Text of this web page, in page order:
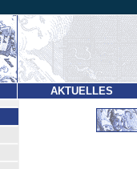
AKTUELLES